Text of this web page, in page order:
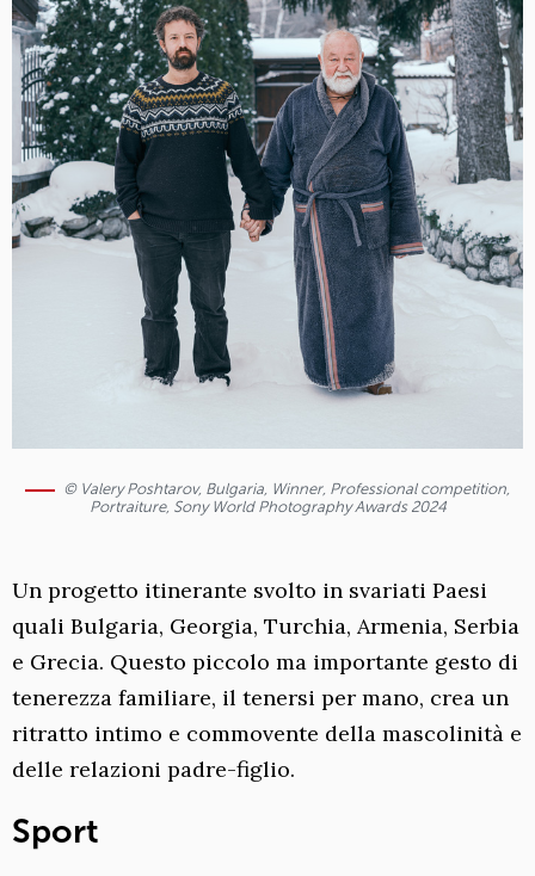
© Valery Poshtarov, Bulgaria, Winner, Professional competition,
Portraiture, Sony World Photography Awards 2024
Un progetto itinerante svolto in svariati Paesi
quali Bulgaria, Georgia, Turchia, Armenia, Serbia
e Grecia. Questo piccolo ma importante gesto di
tenerezza familiare, il tenersi per mano, crea un
ritratto intimo e commovente della mascolinità e
delle relazioni padre-figlio.
Sport